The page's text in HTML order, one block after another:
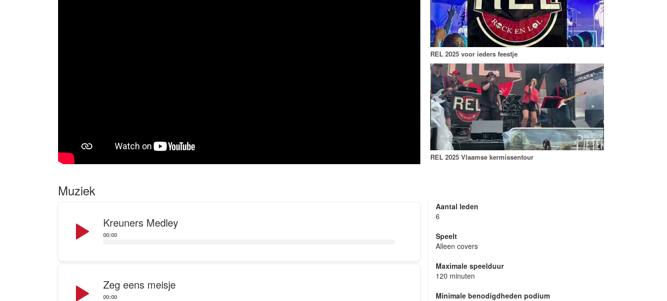
REL 2025 voor ieders feestje
REL 2025 Vlaamse kermissentour
Muziek
Kreuners Medley
Player
00:00
Zeg eens meisje
Player
00:00
Aantal leden
6
Speelt
Alleen covers
Maximale speelduur
120 minuten
Minimale benodigdheden podium